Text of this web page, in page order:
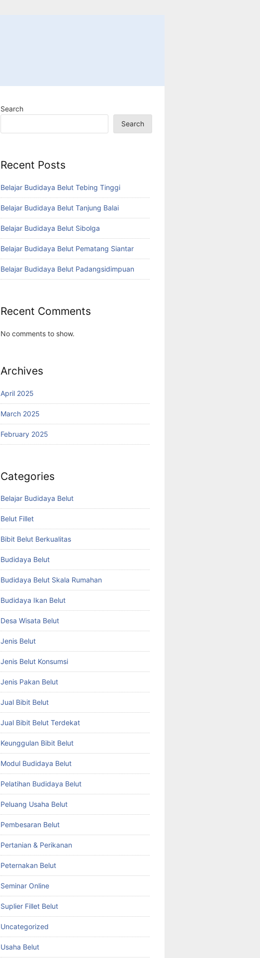
Search
Search
Recent Posts
Belajar Budidaya Belut Tebing Tinggi
Belajar Budidaya Belut Tanjung Balai
Belajar Budidaya Belut Sibolga
Belajar Budidaya Belut Pematang Siantar
Belajar Budidaya Belut Padangsidimpuan
Recent Comments
No comments to show.
Archives
April 2025
March 2025
February 2025
Categories
Belajar Budidaya Belut
Belut Fillet
Bibit Belut Berkualitas
Budidaya Belut
Budidaya Belut Skala Rumahan
Budidaya Ikan Belut
Desa Wisata Belut
Jenis Belut
Jenis Belut Konsumsi
Jenis Pakan Belut
Jual Bibit Belut
Jual Bibit Belut Terdekat
Keunggulan Bibit Belut
Modul Budidaya Belut
Pelatihan Budidaya Belut
Peluang Usaha Belut
Pembesaran Belut
Pertanian & Perikanan
Peternakan Belut
Seminar Online
Suplier Fillet Belut
Uncategorized
Usaha Belut